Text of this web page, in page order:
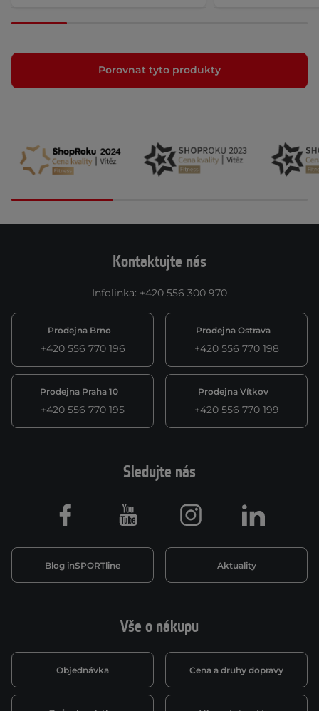
Porovnat tyto produkty
Kontaktujte nás
Infolinka: +420 556 300 970
Prodejna Brno
+420 556 770 196
Prodejna Ostrava
+420 556 770 198
Prodejna Praha 10
+420 556 770 195
Prodejna Vítkov
+420 556 770 199
Vše o nákupu
Objednávka Cena a druhy dopravy
Sledujte nás
Blog inSPORTline Aktuality
Facebook Youtube Instagram LinkedIn